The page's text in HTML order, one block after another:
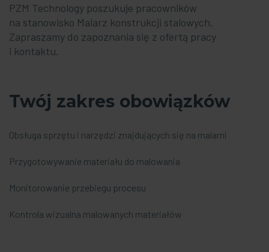
PZM Technology poszukuje pracowników
na stanowisko Malarz konstrukcji stalowych.
Zapraszamy do zapoznania się z ofertą pracy
i kontaktu.
Twój zakres obowiązków
Obsługa sprzętu i narzędzi znajdujących się na malarni
Przygotowywanie materiału do malowania
Monitorowanie przebiegu procesu
Kontrola wizualna malowanych materiałów